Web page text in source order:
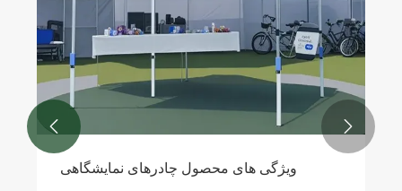
ویژگی های محصول چادرهای نمایشگاهی
 